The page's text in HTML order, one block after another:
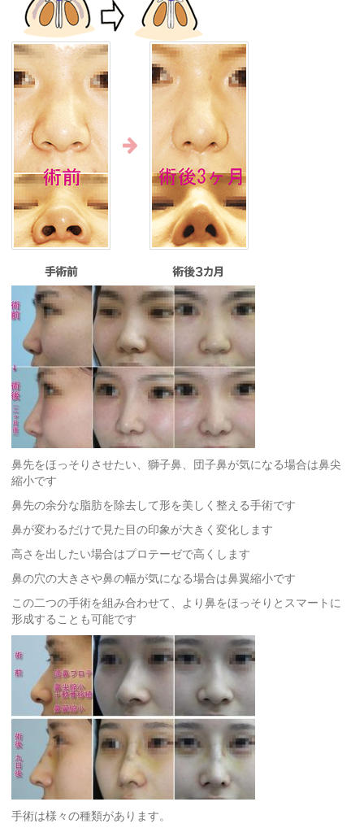
鼻先をほっそりさせたい、獅子鼻、団子鼻が気になる場合は鼻尖
縮小です
鼻先の余分な脂肪を除去して形を美しく整える手術です
鼻が変わるだけで見た目の印象が大きく変化します
高さを出したい場合はプロテーゼで高くします
鼻の穴の大きさや鼻の幅が気になる場合は鼻翼縮小です
この二つの手術を組み合わせて、より鼻をほっそりとスマートに
形成することも可能です
手術は様々の種類があります。